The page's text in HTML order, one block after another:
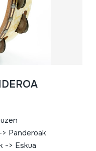
Panderoak
-> Eskua